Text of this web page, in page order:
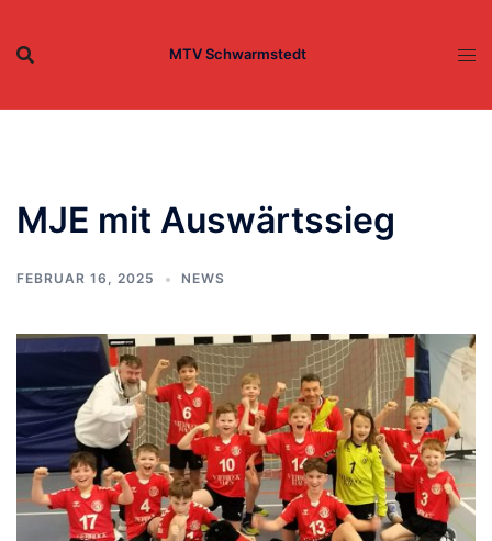
Inhalt
springen
MTV Schwarmstedt
MJE mit Auswärtssieg
FEBRUAR 16, 2025 NEWS